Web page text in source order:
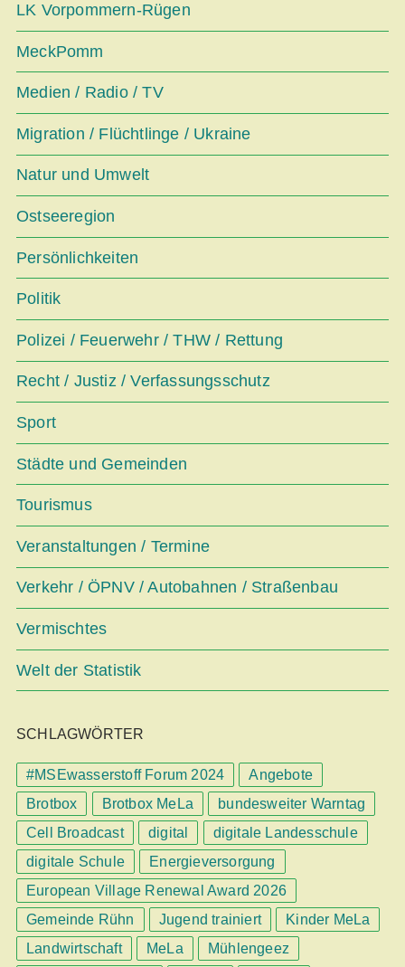
LK Vorpommern-Rügen
MeckPomm
Medien / Radio / TV
Migration / Flüchtlinge / Ukraine
Natur und Umwelt
Ostseeregion
Persönlichkeiten
Politik
Polizei / Feuerwehr / THW / Rettung
Recht / Justiz / Verfassungsschutz
Sport
Städte und Gemeinden
Tourismus
Veranstaltungen / Termine
Verkehr / ÖPNV / Autobahnen / Straßenbau
Vermischtes
Welt der Statistik
SCHLAGWÖRTER
#MSEwasserstoff Forum 2024
Angebote
Brotbox
Brotbox MeLa
bundesweiter Warntag
Cell Broadcast
digital
digitale Landesschule
digitale Schule
Energieversorgung
European Village Renewal Award 2026
Gemeinde Rühn
Jugend trainiert
Kinder MeLa
Landwirtschaft
MeLa Mühlengeez